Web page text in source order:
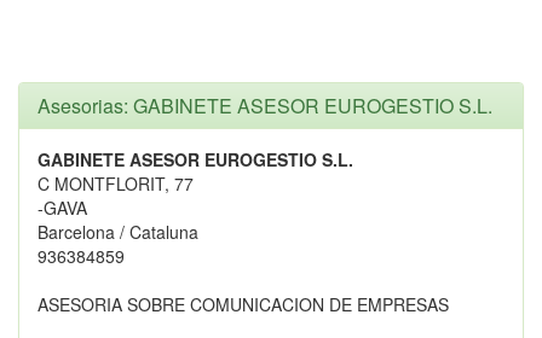
Asesorias: GABINETE ASESOR EUROGESTIO S.L.
GABINETE ASESOR EUROGESTIO S.L.
C MONTFLORIT, 77
-GAVA
Barcelona / Cataluna
936384859
ASESORIA SOBRE COMUNICACION DE EMPRESAS